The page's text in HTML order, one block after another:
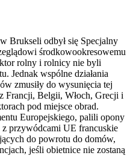
Brukseli odbył się Specjalny
środkowookresowemu
rolny i rolnicy nie byli
Jednak wspólne działania
zmusiły do wysunięcia tej
Francji, Belgii, Włoch, Grecji i
pod miejsce obrad.
Europejskiego, palili opony
przywódcami UE francuskie
do powrotu do domów,
jeśli obietnice nie zostaną